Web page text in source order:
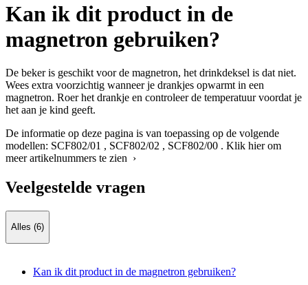
Kan ik dit product in de
magnetron gebruiken?
De beker is geschikt voor de magnetron, het drinkdeksel is dat niet.
Wees extra voorzichtig wanneer je drankjes opwarmt in een
magnetron. Roer het drankje en controleer de temperatuur voordat je
het aan je kind geeft.
De informatie op deze pagina is van toepassing op de volgende
modellen: SCF802/01 , SCF802/02 , SCF802/00 . Klik hier om
meer artikelnummers te zien ›
Veelgestelde vragen
Alles (6)
Kan ik dit product in de magnetron gebruiken?